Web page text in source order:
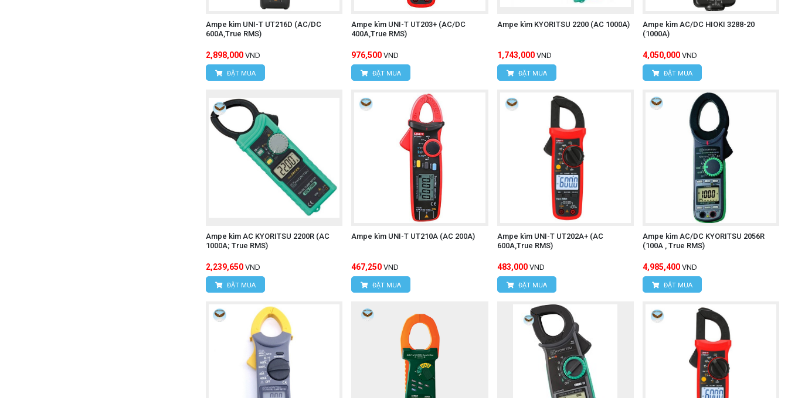
Ampe kìm UNI-T UT216D (AC/DC
600A,True RMS)
2,898,000 VND
ĐẶT MUA
Ampe kìm UNI-T UT203+ (AC/DC
400A,True RMS)
976,500 VND
ĐẶT MUA
Ampe kìm KYORITSU 2200 (AC 1000A)
1,743,000 VND
ĐẶT MUA
Ampe kìm AC/DC HIOKI 3288-20
(1000A)
4,050,000 VND
ĐẶT MUA
Ampe kìm AC KYORITSU 2200R (AC
1000A; True RMS)
2,239,650 VND
ĐẶT MUA
Ampe kìm UNI-T UT210A (AC 200A)
467,250 VND
ĐẶT MUA
Ampe kìm UNI-T UT202A+ (AC
600A,True RMS)
483,000 VND
ĐẶT MUA
Ampe kìm AC/DC KYORITSU 2056R
(100A , True RMS)
4,985,400 VND
ĐẶT MUA